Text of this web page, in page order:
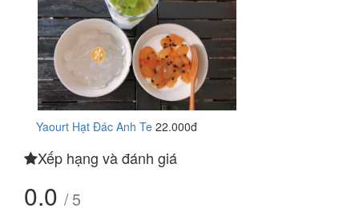
Yaourt Hạt Đác Anh Te 22.000đ
Xếp hạng và đánh giá
0.0 / 5